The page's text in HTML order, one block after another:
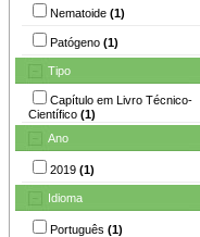
Nematoide (1)
Patógeno (1)
Tipo
Capítulo em Livro Técnico-
Científico (1)
Ano
2019 (1)
Idioma
Português (1)